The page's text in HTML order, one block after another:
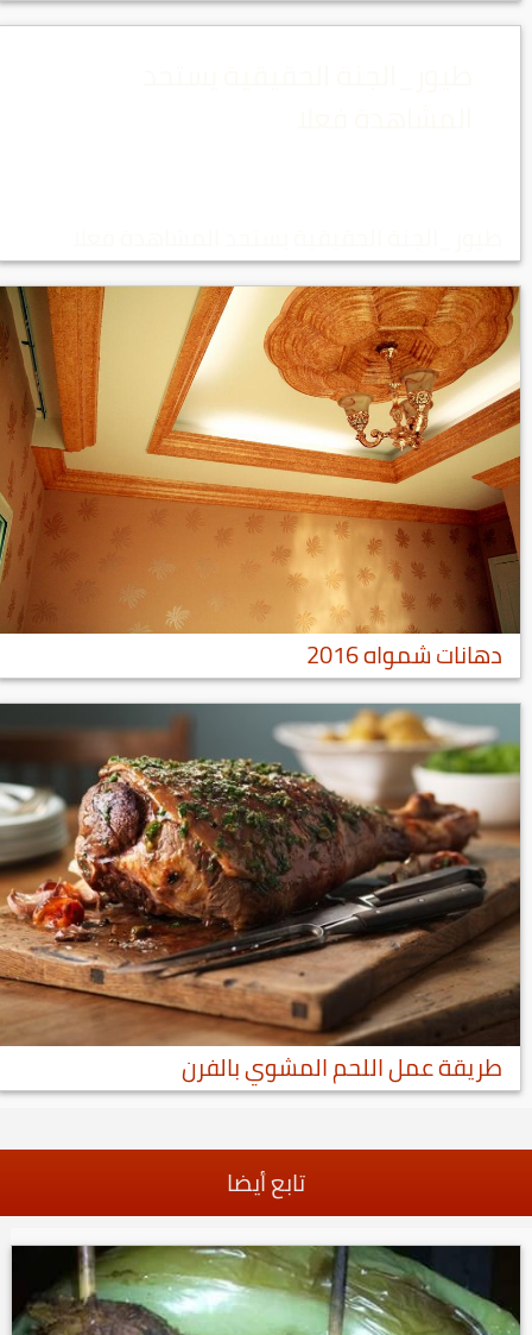
دهانات شمواه 2016
طريقة عمل اللحم المشوي بالفرن
تابع أيضا